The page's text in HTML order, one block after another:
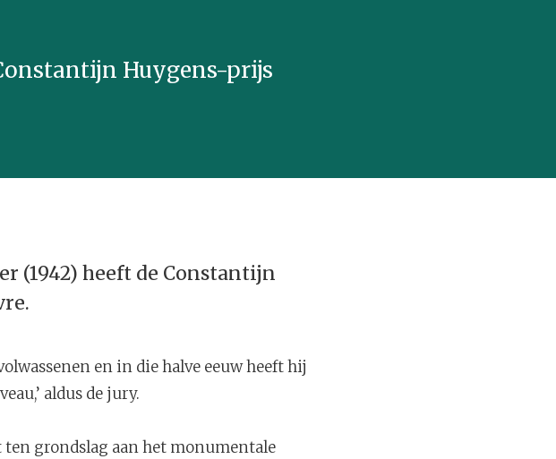
Huygens-prijs
(1942) heeft de Constantijn
en in die halve eeuw heeft hij
aldus de jury.
ten grondslag aan het monumentale